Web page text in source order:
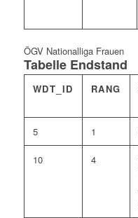
ÖGV Nationalliga Frauen
Tabelle Endstand
WDT_ID RANG
5 1
10 4